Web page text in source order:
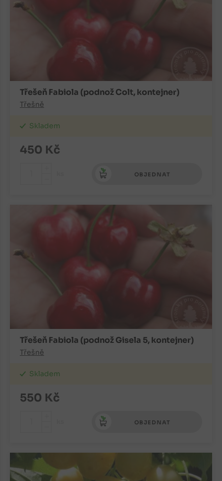
Třešeň Fabiola (podnož Colt, kontejner)
Třešně
Skladem
450 Kč
OBJEDNAT
Třešeň Fabiola (podnož Gisela 5, kontejner)
Třešně
Skladem
550 Kč
OBJEDNAT